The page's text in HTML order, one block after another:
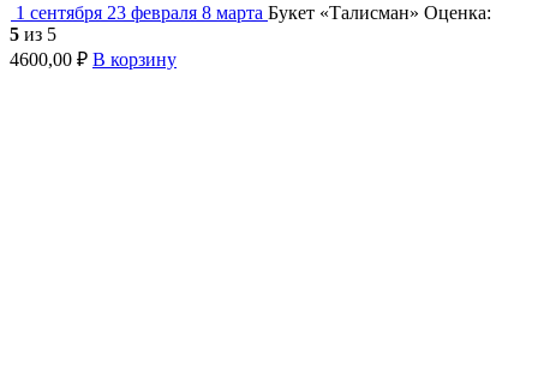
1 сентября 23 февраля 8 марта Букет «Талисман» Оценка:
5 из 5
4600,00 ₽ В корзину